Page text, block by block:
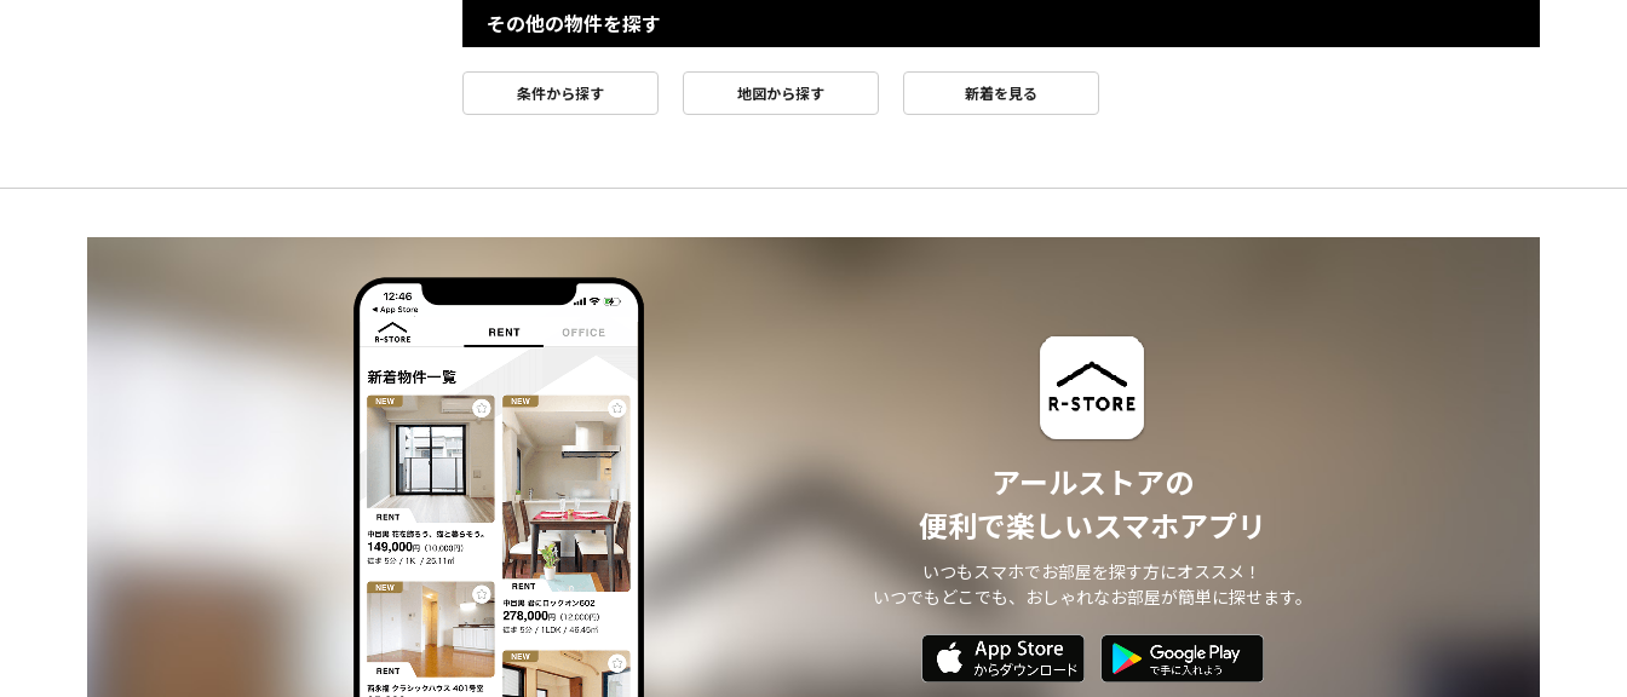
その他の物件を探す
条件から探す 地図から探す 新着を見る
アールストアの
便利で楽しいスマホアプリ
いつもスマホでお部屋を探す方にオススメ！
いつでもどこでも、おしゃれなお部屋が簡単に探せます。